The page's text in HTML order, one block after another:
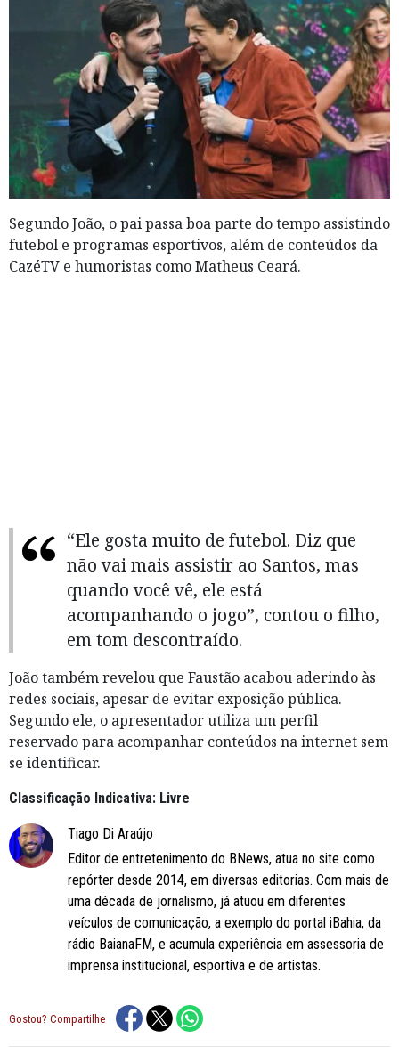
Segundo João, o pai passa boa parte do tempo assistindo
futebol e programas esportivos, além de conteúdos da
CazéTV e humoristas como Matheus Ceará.
“Ele gosta muito de futebol. Diz que
não vai mais assistir ao Santos, mas
quando você vê, ele está
acompanhando o jogo”, contou o filho,
em tom descontraído.
João também revelou que Faustão acabou aderindo às
redes sociais, apesar de evitar exposição pública.
Segundo ele, o apresentador utiliza um perfil
reservado para acompanhar conteúdos na internet sem
se identificar.
Classificação Indicativa: Livre
Tiago Di Araújo
Editor de entretenimento do BNews, atua no site como
repórter desde 2014, em diversas editorias. Com mais de
uma década de jornalismo, já atuou em diferentes
veículos de comunicação, a exemplo do portal iBahia, da
rádio BaianaFM, e acumula experiência em assessoria de
imprensa institucional, esportiva e de artistas.
Gostou? Compartilhe